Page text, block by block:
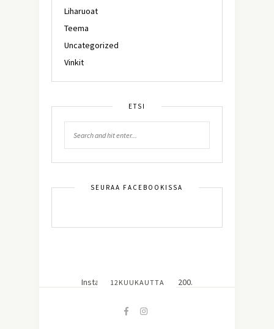
Liharuoat
Teema
Uncategorized
Vinkit
ETSI
SEURAA FACEBOOKISSA
12KUUKAUTTA
Instagram did not return a 200.